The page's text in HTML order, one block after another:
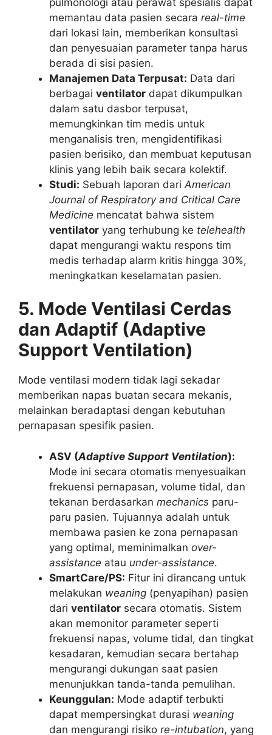
memantau data pasien secara real-time
dari lokasi lain, memberikan konsultasi
dan penyesuaian parameter tanpa harus
berada di sisi pasien.
Manajemen Data Terpusat: Data dari
berbagai ventilator dapat dikumpulkan
dalam satu dasbor terpusat,
memungkinkan tim medis untuk
menganalisis tren, mengidentifikasi
pasien berisiko, dan membuat keputusan
klinis yang lebih baik secara kolektif.
Studi: Sebuah laporan dari American
Journal of Respiratory and Critical Care
Medicine mencatat bahwa sistem
ventilator yang terhubung ke telehealth
dapat mengurangi waktu respons tim
medis terhadap alarm kritis hingga 30%,
meningkatkan keselamatan pasien.
5. Mode Ventilasi Cerdas
dan Adaptif (Adaptive
Support Ventilation)
Mode ventilasi modern tidak lagi sekadar
memberikan napas buatan secara mekanis,
melainkan beradaptasi dengan kebutuhan
pernapasan spesifik pasien.
ASV (Adaptive Support Ventilation):
Mode ini secara otomatis menyesuaikan
frekuensi pernapasan, volume tidal, dan
tekanan berdasarkan mechanics paru-
paru pasien. Tujuannya adalah untuk
membawa pasien ke zona pernapasan
yang optimal, meminimalkan over-
assistance atau under-assistance.
SmartCare/PS: Fitur ini dirancang untuk
melakukan weaning (penyapihan) pasien
dari ventilator secara otomatis. Sistem
akan memonitor parameter seperti
frekuensi napas, volume tidal, dan tingkat
kesadaran, kemudian secara bertahap
mengurangi dukungan saat pasien
menunjukkan tanda-tanda pemulihan.
Keunggulan: Mode adaptif terbukti
dapat mempersingkat durasi weaning
dan mengurangi risiko re-intubation, yang